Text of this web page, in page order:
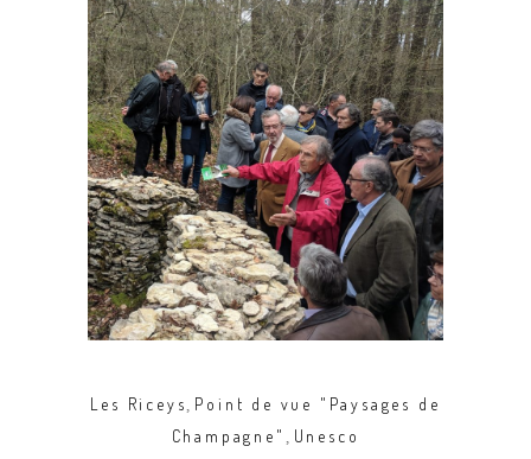
Les Riceys, Point de vue "Paysages de
Champagne" , Unesco